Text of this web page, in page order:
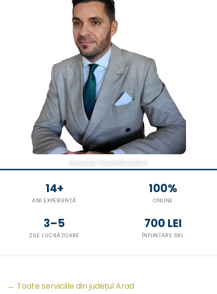
Avocat Coordonator
14+
ANI EXPERIENȚĂ
100%
ONLINE
3–5
ZILE LUCRĂTOARE
700 LEI
ÎNFIINȚARE SRL
← Toate serviciile din județul Arad